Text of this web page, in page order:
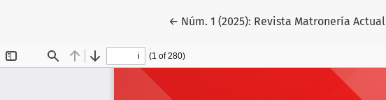
← Volver a los detalles del artículo
Núm. 1 (2025): Revista Matronería Actual